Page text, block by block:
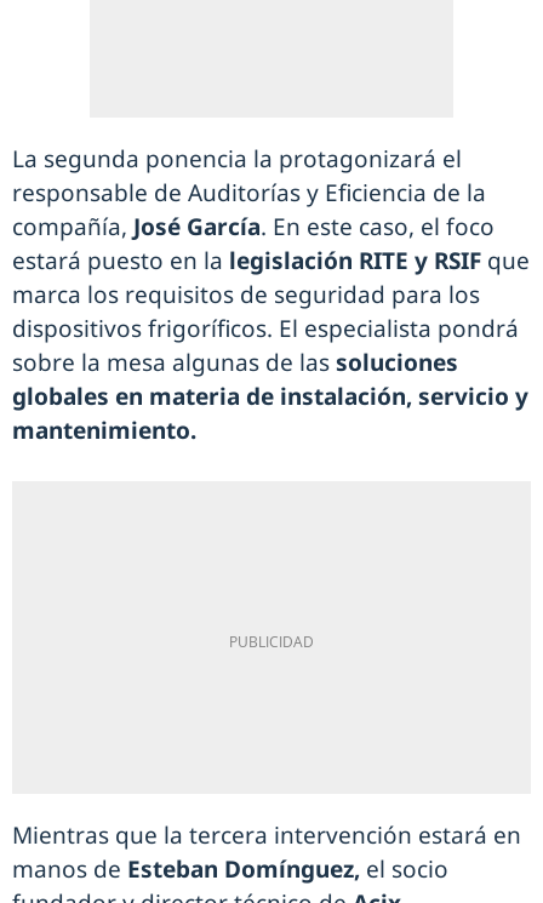
La segunda ponencia la protagonizará el
responsable de Auditorías y Eficiencia de la
compañía, José García. En este caso, el foco
estará puesto en la legislación RITE y RSIF que
marca los requisitos de seguridad para los
dispositivos frigoríficos. El especialista pondrá
sobre la mesa algunas de lassoluciones
globales en materia de instalación, servicio y
mantenimiento.
Mientras que la tercera intervención estará en
manos de Esteban Domínguez, el socio